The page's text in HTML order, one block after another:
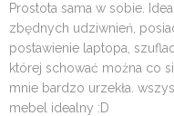
Prostota sama w sobie.
zbędnych udziwnień,
postawienie laptopa,
której schować można co
mnie bardzo urzekła.
mebel idealny :D